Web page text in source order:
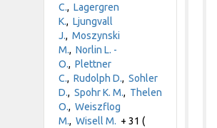
C.,Lagergren
K.,Ljungvall
J.,Moszynski
M.,Norlin L. -
O.,Plettner
C.,Rudolph D.,Sohler
D.,Spohr K. M., Thelen
O.,Weiszflog
M.,Wisell M. + 31 (